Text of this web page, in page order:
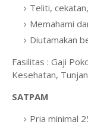
Teliti,
Memahami
Diutamakan
Fasilitas : Gaji
Kesehatan,
SATPAM
Pria minimal